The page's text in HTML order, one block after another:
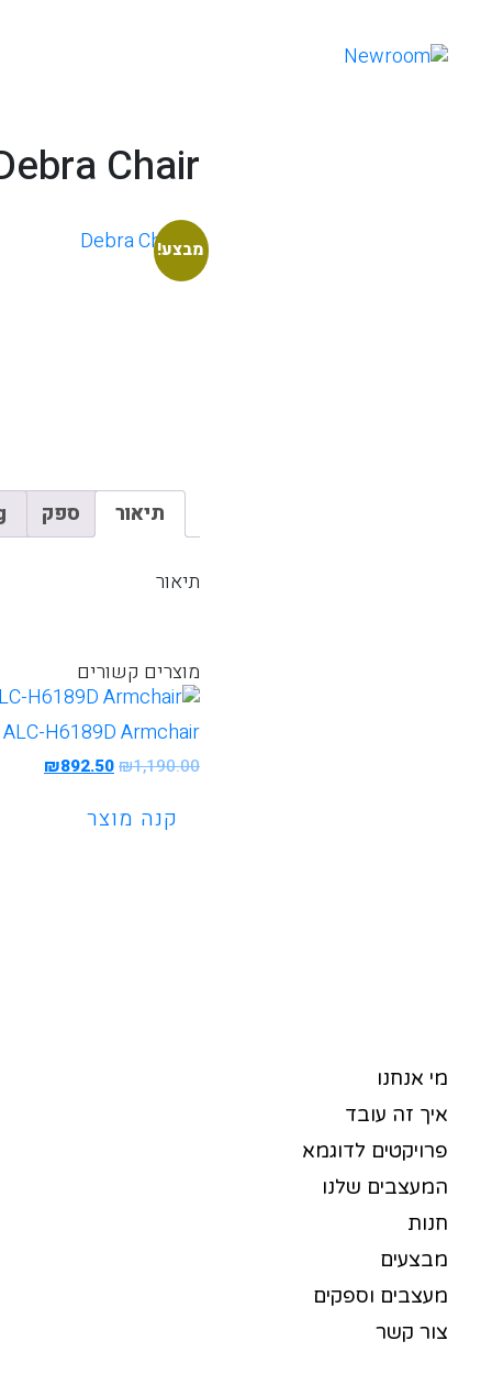
מי אנחנו
איך זה עובד
פרויקטים לדוגמא
המעצבים שלנו
חנות
מבצעים
מעצבים וספקים
צור קשר
Chair
מבצע!
תיאור ספק
תיאור
מוצרים קשורים
ALC-H6189D Armchair
₪1,190.00
המחיר
היה:
₪1,190.00.
₪892.50
קנה מוצר